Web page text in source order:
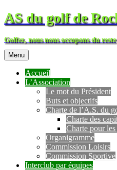
AS du golf de
Golfez, nous nous occupons du reste
Menu
Accueil
L’Association
Le mot du Président
Buts et objectifs
Charte de l’A.S. du
Charte des
Charte pour
Organigramme
Commission Loisirs
Commission Sportive
Interclub par équipes